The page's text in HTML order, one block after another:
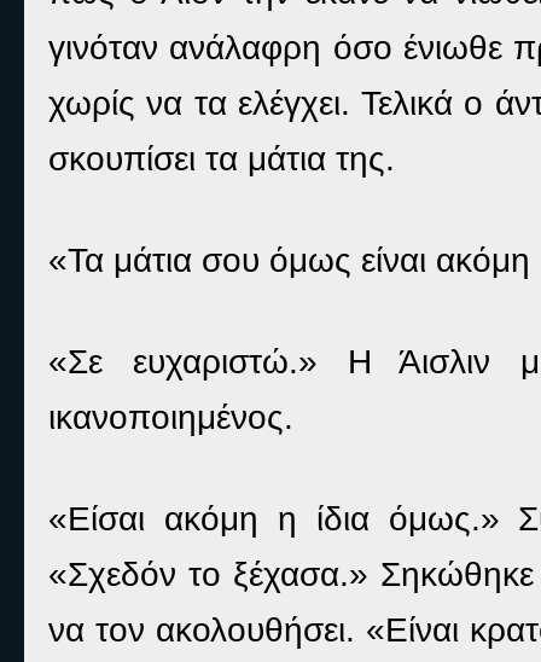
γινόταν ανάλαφρη όσο ένιωθε
χωρίς να τα ελέγχει. Τελικά ο
σκουπίσει τα μάτια της.
«Τα μάτια σου όμως είναι
«Σε ευχαριστώ.» Η Άισλιν
ικανοποιημένος.
«Είσαι ακόμη η ίδια όμως.»
«Σχεδόν το ξέχασα.» Σηκώθηκε
να τον ακολουθήσει. «Είναι